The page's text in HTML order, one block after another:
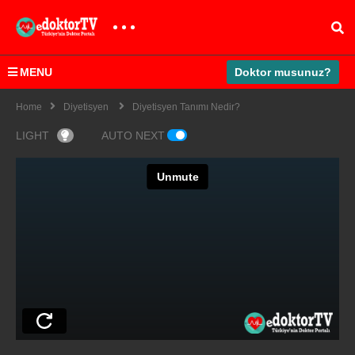
MENU Doktor musunuz?
Home Diyetisyen Diyetisyen Tanımı Nedir?
LIGHT AUTO NEXT